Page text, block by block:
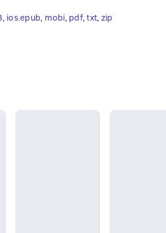
, ios.epub, mobi, pdf, txt, zip